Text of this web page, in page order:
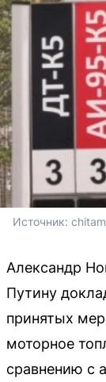
Источник:
Александр
Путину
принятых
моторное
сравнению с